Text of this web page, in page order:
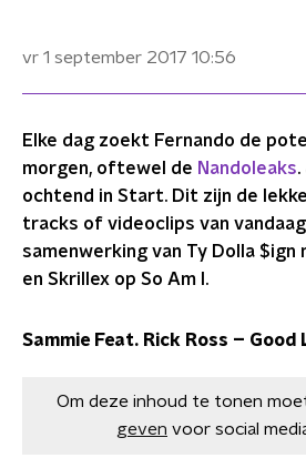
vr 1 september 2017 10:56
Elke dag zoekt Fernando de
morgen, oftewel de Nandoleaks
ochtend in Start. Dit zijn de
tracks of videoclips van
samenwerking van Ty Dolla $ign
en Skrillex op So Am I.
Sammie Feat. Rick Ross – Good
Om deze inhoud te tonen
geven voor social